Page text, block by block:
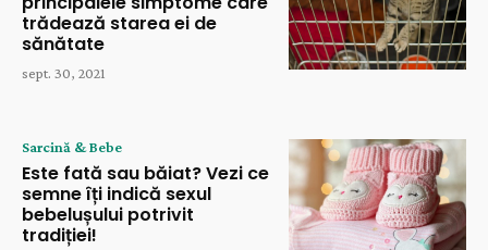
trădează starea ei de
sănătate
sept. 30, 2021
Sarcină & Bebe
Este fată sau băiat? Vezi ce
semne îți indică sexul
bebelușului potrivit
tradiției!